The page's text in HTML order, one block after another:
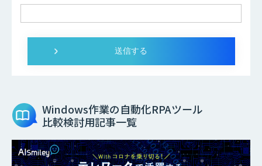
Windows作業の自動化RPAツール
比較検討用記事一覧